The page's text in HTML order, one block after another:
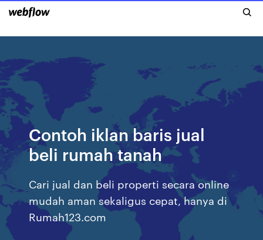
Contoh iklan baris jual
beli rumah tanah
Cari jual dan beli properti secara online
mudah aman sekaligus cepat, hanya di
Rumah123.com